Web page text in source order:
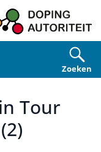
Zoeken
Tour